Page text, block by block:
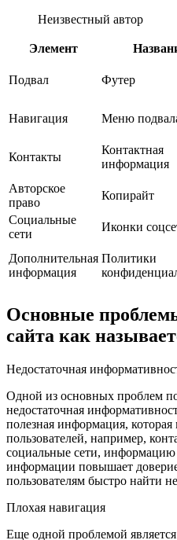
Неизвестный автор
Элемент
Подвал Футер
Навигация
Меню
Контакты
Контактная
информация
Авторское
право
Копирайт
Социальные
сети
Иконки
Дополнительная
информация
Политики
Основные
сайта как
Недостаточная
Одной из основных проблем
недостаточная
полезная информация,
пользователей, например,
социальные сети,
информации повышает
пользователям быстро найти
Плохая навигация
Еще одной проблемой